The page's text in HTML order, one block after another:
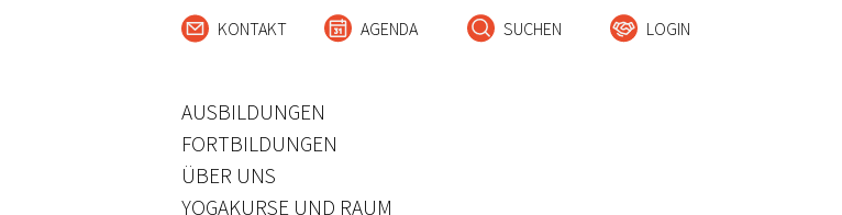
KONTAKT AGENDA SUCHEN LOGIN
AUSBILDUNGEN
FORTBILDUNGEN
ÜBER UNS
YOGAKURSE UND RAUM